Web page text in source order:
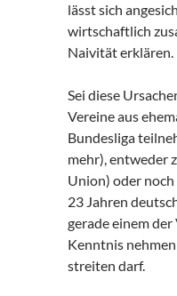
lässt sich
wirtschaftlich
Naivität erklären.
Sei diese
Vereine aus
Bundesliga
mehr), entweder
Union) oder noch
23 Jahren
gerade einem
Kenntnis
streiten darf.